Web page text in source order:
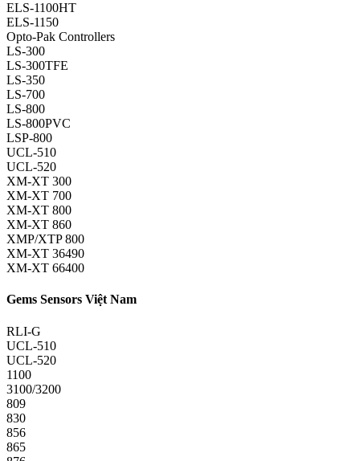
ELS-1100HT
ELS-1150
Opto-Pak Controllers
LS-300
LS-300TFE
LS-350
LS-700
LS-800
LS-800PVC
LSP-800
UCL-510
UCL-520
XM-XT 300
XM-XT 700
XM-XT 800
XM-XT 860
XMP/XTP 800
XM-XT 36490
XM-XT 66400
Gems Sensors Việt Nam
RLI-G
UCL-510
UCL-520
1100
3100/3200
809
830
856
865